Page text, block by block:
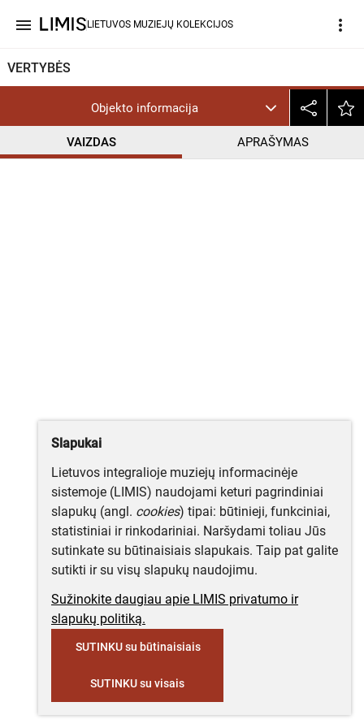
menu LIETUVOS MUZIEJŲ KOLEKCIJOS more_vert
VERTYBĖS
Objekto informacija
VAIZDAS APRAŠYMAS
help_outline
Slapukai
Lietuvos integralioje muziejų informacinėje
sistemoje (LIMIS) naudojami keturi pagrindiniai
slapukų (angl. cookies) tipai: būtinieji, funkciniai,
statistiniai ir rinkodariniai. Naršydami toliau Jūs
sutinkate su būtinaisiais slapukais. Taip pat galite
sutikti ir su visų slapukų naudojimu.
Sužinokite daugiau apie LIMIS privatumo ir
slapukų politiką.
SUTINKU su būtinaisiais
SUTINKU su visais